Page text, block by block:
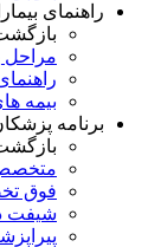
راهنمای
مراحل
بیمه
برنامه
فوق
شیفت